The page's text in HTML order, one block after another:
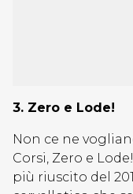
3. Zero e Lode!
Non ce ne
Corsi, Zero e
più riuscito del